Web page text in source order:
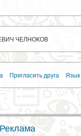
ЧЕЛНОКОВ
Пригласить друга Язык
Реклама